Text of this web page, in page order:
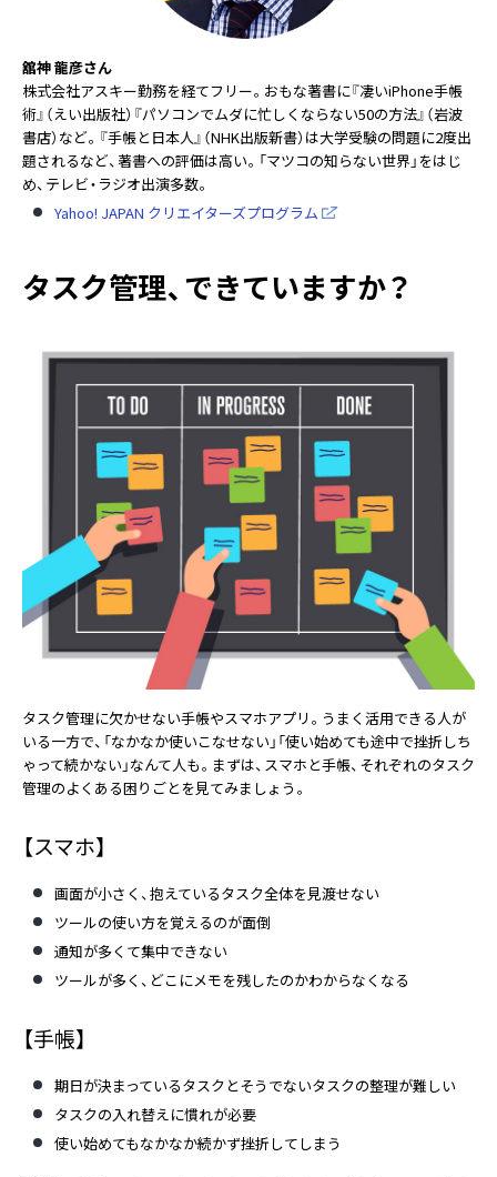
舘神 龍彦さん
株式会社アスキー勤務を経てフリー。おもな著書に『凄いiPhone手帳
術』（えい出版社）『パソコンでムダに忙しくならない50の方法』（岩波
書店）など。『手帳と日本人』（NHK出版新書）は大学受験の問題に2度出
題されるなど、著書への評価は高い。「マツコの知らない世界」をはじ
め、テレビ・ラジオ出演多数。
Yahoo! JAPAN クリエイターズプログラム
タスク管理、できていますか？
タスク管理に欠かせない手帳やスマホアプリ。うまく活用できる人が
いる一方で、「なかなか使いこなせない」「使い始めても途中で挫折しち
ゃって続かない」なんて人も。まずは、スマホと手帳、それぞれのタスク
管理のよくある困りごとを見てみましょう。
【スマホ】
画面が小さく、抱えているタスク全体を見渡せない
ツールの使い方を覚えるのが面倒
通知が多くて集中できない
ツールが多く、どこにメモを残したのかわからなくなる
【手帳】
期日が決まっているタスクとそうでないタスクの整理が難しい
タスクの入れ替えに慣れが必要
使い始めてもなかなか続かず挫折してしまう